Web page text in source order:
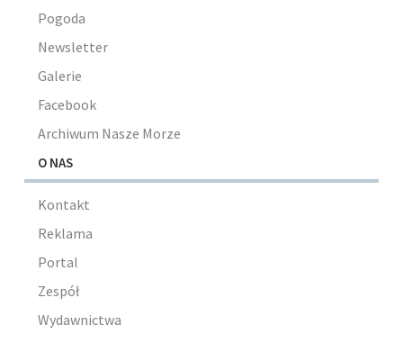
Pogoda
Newsletter
Galerie
Facebook
Archiwum Nasze Morze
O NAS
Kontakt
Reklama
Portal
Zespół
Wydawnictwa